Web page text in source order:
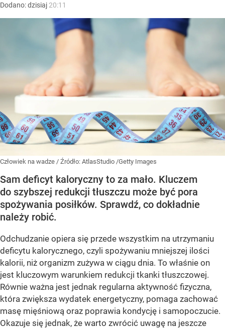
Dodano:dzisiaj 20:11
Człowiek na wadze / Źródło: AtlasStudio /Getty Images
Sam deficyt kaloryczny to za mało. Kluczem
do szybszej redukcji tłuszczu może być pora
spożywania posiłków. Sprawdź, co dokładnie
należy robić.
Odchudzanie opiera się przede wszystkim na utrzymaniu
deficytu kalorycznego, czyli spożywaniu mniejszej ilości
kalorii, niż organizm zużywa w ciągu dnia. To właśnie on
jest kluczowym warunkiem redukcji tkanki tłuszczowej.
Równie ważna jest jednak regularna aktywność fizyczna,
która zwiększa wydatek energetyczny, pomaga zachować
masę mięśniową oraz poprawia kondycję i samopoczucie.
Okazuje się jednak, że warto zwrócić uwagę na jeszcze